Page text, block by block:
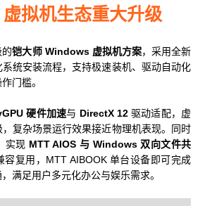
拟机生态重大升级
的铠大师 Windows 虚拟机方案，采用全新
统安装流程，支持极速装机、驱动自动化
门槛。
硬件加速与 DirectX 12 驱动适配，虚
复杂场景运行效果接近物理机表现。同时
实现 MTT AIOS 与 Windows 双向文件共
容复用，MTT AIBOOK 单台设备即可完成
满足用户多元化办公与娱乐需求。